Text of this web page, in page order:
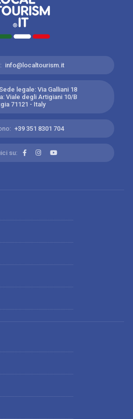
info@localtourism.it
legale: Via Galliani 18
Viale degli Artigiani 10/B
71121 - Italy
+39 351 8301 704
su: